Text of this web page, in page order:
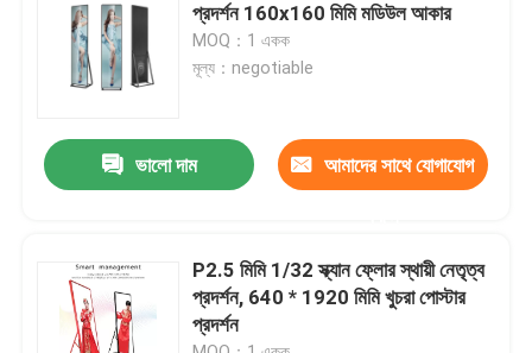
যোগাযোগ করুন
কেস
ইনডোর ভাড়া এলইডি ডিসপ্লে
আউটডোর ভাড়া LED ডিসপ্লে
প্রদর্শন 160x160 মিমি মডিউল আকার
MOQ：1 একক
মূল্য：negotiable
ভালো দাম আমাদের সাথে যোগাযোগ
P2.5 মিমি 1/32 স্ক্যান ফ্লোর স্থায়ী নেতৃত্ব
প্রদর্শন, 640 * 1920 মিমি খুচরা পোস্টার
প্রদর্শন